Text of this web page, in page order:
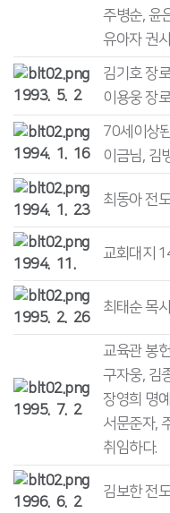
주병순, 윤
유아자 권
1993. 5. 2
김기호 장
이용웅 장
1994. 1. 16
70세이상
이금님, 김
1994. 1. 23
최동아 전
1994. 11.
교회대지
1995. 2. 26
최태순 목
1995. 7. 2
교육관 봉
구자웅, 김
장영희 명
서문준자,
취임하다.
1996. 6. 2
김보한 전